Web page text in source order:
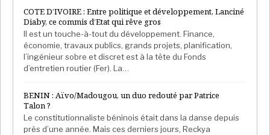
COTE D’IVOIRE : Entre politique et développement, Lanciné
Diaby, ce commis d’Etat qui rêve gros
Il est un touche-à-tout du développement. Finance,
économie, travaux publics, grands projets, planification,
l’ingénieur sobre et discret est à la tête du Fonds
d’entretien routier (Fer). La…
BENIN : Aïvo/Madougou, un duo redouté par Patrice
Talon ?
Le constitutionnaliste béninois était dans la danse depuis
près d’une année. Mais ces derniers jours, Reckya